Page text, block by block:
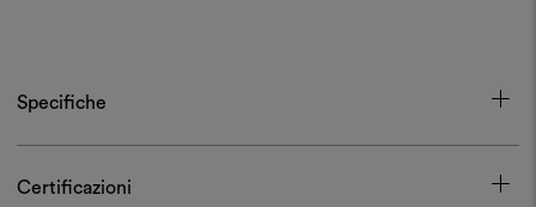
Specifiche
Certificazioni